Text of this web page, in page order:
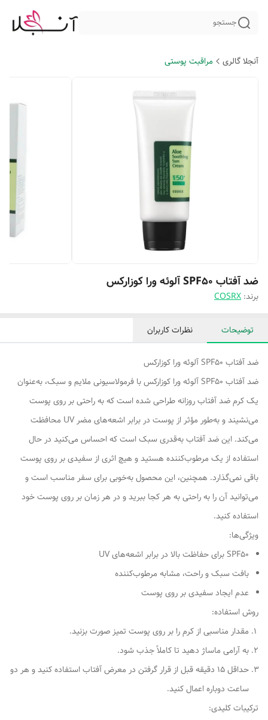
جستجو
آنجلا گالری مراقبت پوستی
ضد آفتاب SPF50 آلوئه ورا کوزارکس
برند: COSRX
توضیحات نظرات کاربران
ضد آفتاب SPF50 آلوئه ورا کوزارکس
ضد آفتاب SPF50 آلوئه ورا کوزارکس با فرمولاسیونی ملایم و سبک، به‌عنوان
یک کرم ضد آفتاب روزانه طراحی شده است که به راحتی بر روی پوست
می‌نشیند و به‌طور مؤثر از پوست در برابر اشعه‌های مضر UV محافظت
می‌کند. این ضد آفتاب به‌قدری سبک است که احساس می‌کنید در حال
استفاده از یک مرطوب‌کننده هستید و هیچ اثری از سفیدی بر روی پوست
باقی نمی‌گذارد. همچنین، این محصول به‌خوبی برای سفر مناسب است و
می‌توانید آن را به راحتی به هر کجا ببرید و در هر زمان بر روی پوست خود
استفاده کنید.
ویژگی‌ها:
SPF50 برای حفاظت بالا در برابر اشعه‌های UV
بافت سبک و راحت، مشابه مرطوب‌کننده
عدم ایجاد سفیدی بر روی پوست
روش استفاده:
مقدار مناسبی از کرم را بر روی پوست تمیز صورت بزنید.
به آرامی ماساژ دهید تا کاملاً جذب شود.
حداقل 15 دقیقه قبل از قرار گرفتن در معرض آفتاب استفاده کنید و هر دو
ساعت دوباره اعمال کنید.
ترکیبات کلیدی: